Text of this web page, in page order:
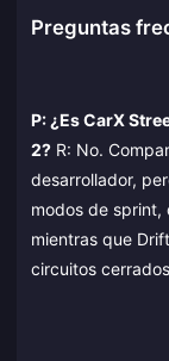
Preguntas
P: ¿Es CarX
2? R: No.
desarrollador,
modos de sprint,
mientras que
circuitos